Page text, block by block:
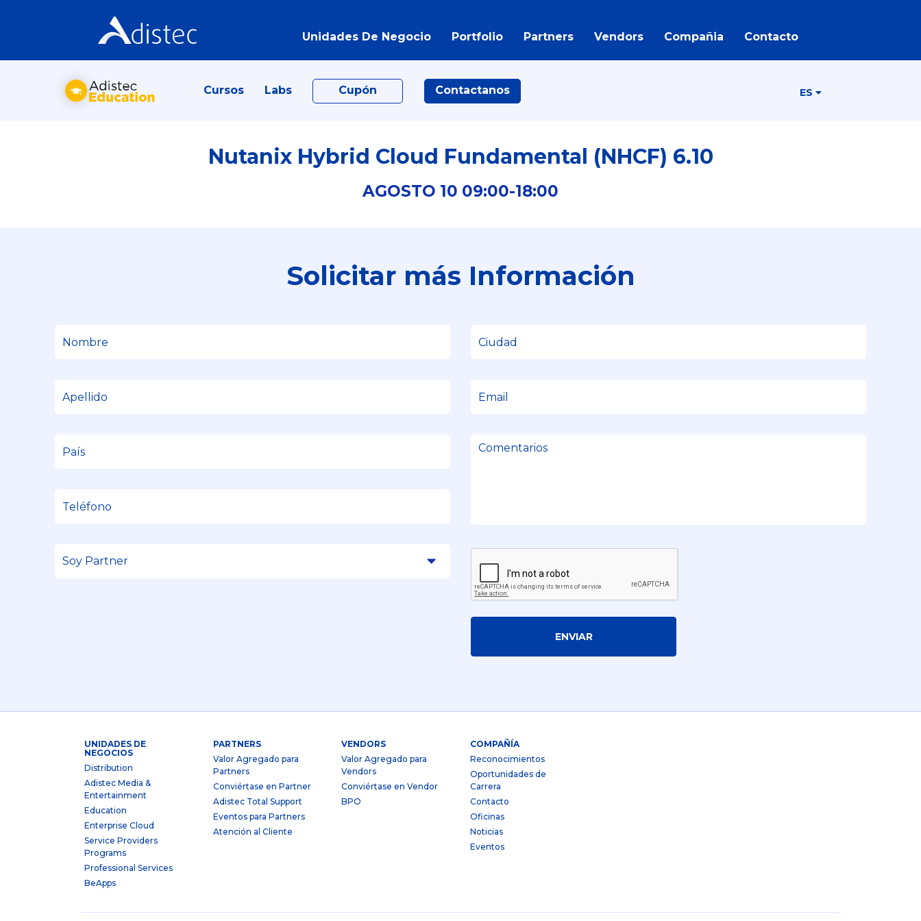
Unidades De Negocio Portfolio Partners Vendors Compañia Contacto
Cursos Labs Cupón Contactanos ES
Nutanix Hybrid Cloud Fundamental (NHCF) 6.10
AGOSTO 10 09:00-18:00
Solicitar más Información
ENVIAR
UNIDADES DE
NEGOCIOS
Distribution
Adistec Media &
Entertainment
Education
Enterprise Cloud
Service Providers
Programs
Professional Services
BeApps
PARTNERS
Valor Agregado para
Partners
Conviértase en Partner
Adistec Total Support
Eventos para Partners
Atención al Cliente
VENDORS
Valor Agregado para
Vendors
Conviértase en Vendor
BPO
COMPAÑÍA
Reconocimientos
Oportunidades de
Carrera
Contacto
Oficinas
Noticias
Eventos